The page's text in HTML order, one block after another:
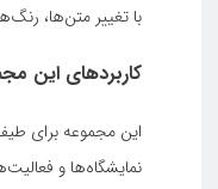
با تغییر متن‌ها،
کاربردهای این
این مجموعه برای
نمایشگاه‌ها و